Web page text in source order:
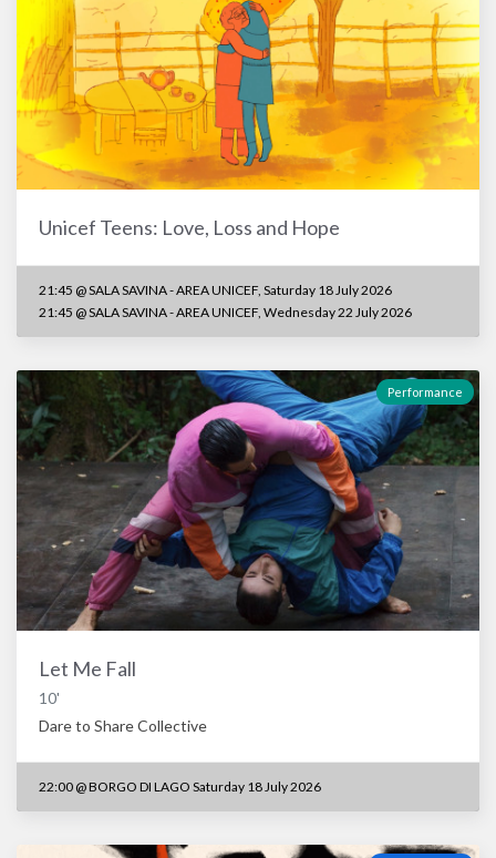
Unicef Teens: Love, Loss and Hope
21:45 @ SALA SAVINA - AREA UNICEF, Saturday 18 July 2026
21:45 @ SALA SAVINA - AREA UNICEF, Wednesday 22 July 2026
Performance
Let Me Fall
10'
Dare to Share Collective
22:00 @BORGO DI LAGO Saturday 18 July 2026